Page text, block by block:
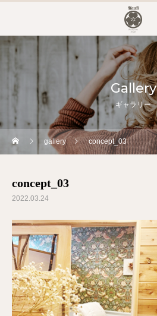
Gallery
ギャラリー
gallery concept_03
concept_03
2022.03.24